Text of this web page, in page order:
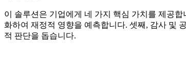
이 솔루션은 기업에게 네 가지 핵심 가치를 제공
화하여 재정적 영향을 예측합니다. 셋째, 감사 및
적 판단을 돕습니다.